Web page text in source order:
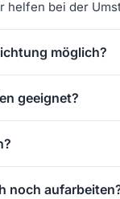
helfen bei der
möglich?
geeignet?
noch